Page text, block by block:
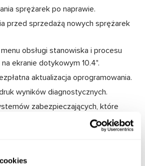
sprężarek po naprawie.
przed sprzedażą nowych sprężarek
obsługi stanowiska i procesu
ekranie dotykowym 10.4".
aktualizacja oprogramowania.
wyników diagnostycznych.
zabezpieczających, które
stanowiska przed niewłaściwą